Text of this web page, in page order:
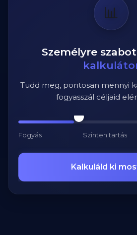
📊
Személyre
Tudd meg, pontosan mennyi
fogyasszál céljaid
Fogyás Szinten tartás
Kalkuláld ki